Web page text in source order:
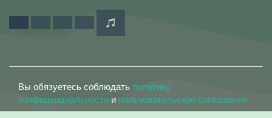
Вы обязуетесь соблюдать политику
конфиденциальности и пользовательское соглашение